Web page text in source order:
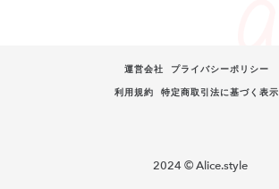
運営会社
プライバシーポリシー
利用規約
特定商取引法に基づく表示
2024 © Alice.style